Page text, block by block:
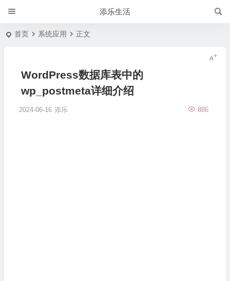
添乐生活
首页 系统应用 正文
WordPress数据库表中的
wp_postmeta详细介绍
2024-06-16 添乐 886